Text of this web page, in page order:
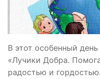
В этот особенный
«Лучики Добра.
радостью и